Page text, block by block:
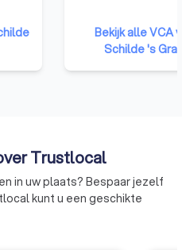
bij
bedrijven
objectief worden
gecertificeerd op
beheersysteem.
van veiligheid,
milieu.
Bekijk alle VCA
Schilde 's
Trustlocal
in uw plaats? Bespaar jezelf
kunt u een geschikte